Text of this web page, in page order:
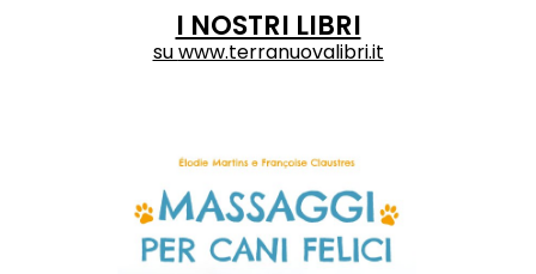
I NOSTRI LIBRI
suwww.terranuovalibri.it